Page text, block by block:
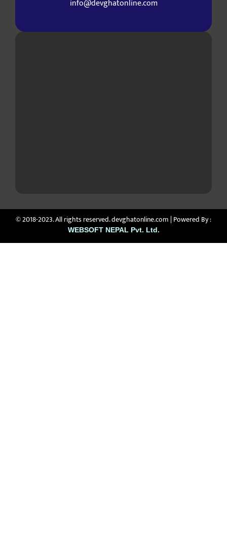
info@devghatonline.com
© 2018-2023. All rights reserved. devghatonline.com | Powered By :
WEBSOFT NEPAL Pvt. Ltd.